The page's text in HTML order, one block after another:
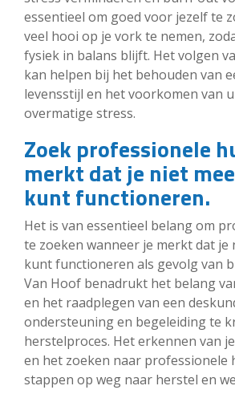
essentieel om goed voor jezelf te
veel hooi op je vork te nemen,
fysiek in balans blijft. Het volgen
kan helpen bij het behouden van
levensstijl en het voorkomen van
overmatige stress.
Zoek professionele
merkt dat je niet
kunt functioneren.
Het is van essentieel belang om
te zoeken wanneer je merkt dat je
kunt functioneren als gevolg van
Van Hoof benadrukt het belang
en het raadplegen van een
ondersteuning en begeleiding te
herstelproces. Het erkennen van
en het zoeken naar professionele
stappen op weg naar herstel en